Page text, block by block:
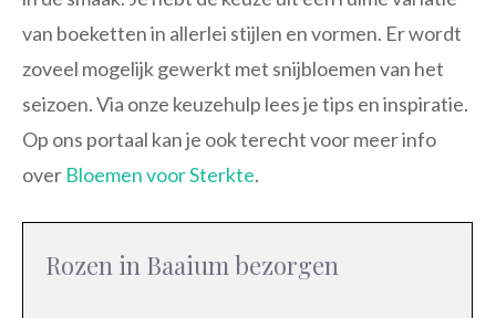
van boeketten in allerlei stijlen en vormen. Er wordt
zoveel mogelijk gewerkt met snijbloemen van het
seizoen. Via onze keuzehulp lees je tips en inspiratie.
Op ons portaal kan je ook terecht voor meer info
over Bloemen voor Sterkte.
Rozen in Baaium bezorgen